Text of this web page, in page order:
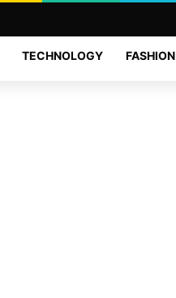
TECHNOLOGY FASHION